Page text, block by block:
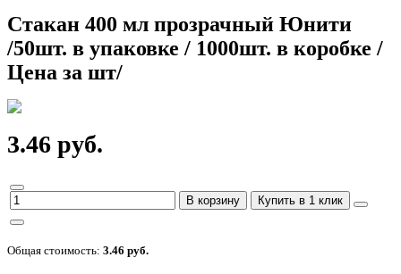
Стакан 400 мл прозрачный Юнити
/50шт. в упаковке / 1000шт. в коробке /
Цена за шт/
3.46 руб.
В корзину Купить в 1 клик
Общая стоимость: 3.46 руб.